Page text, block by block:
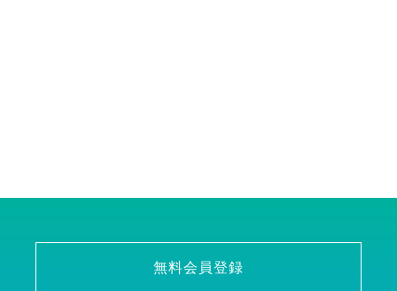
無料会員登録